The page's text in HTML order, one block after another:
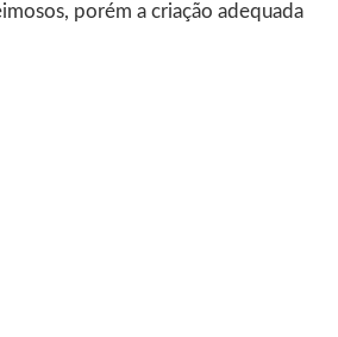
porém a criação adequada